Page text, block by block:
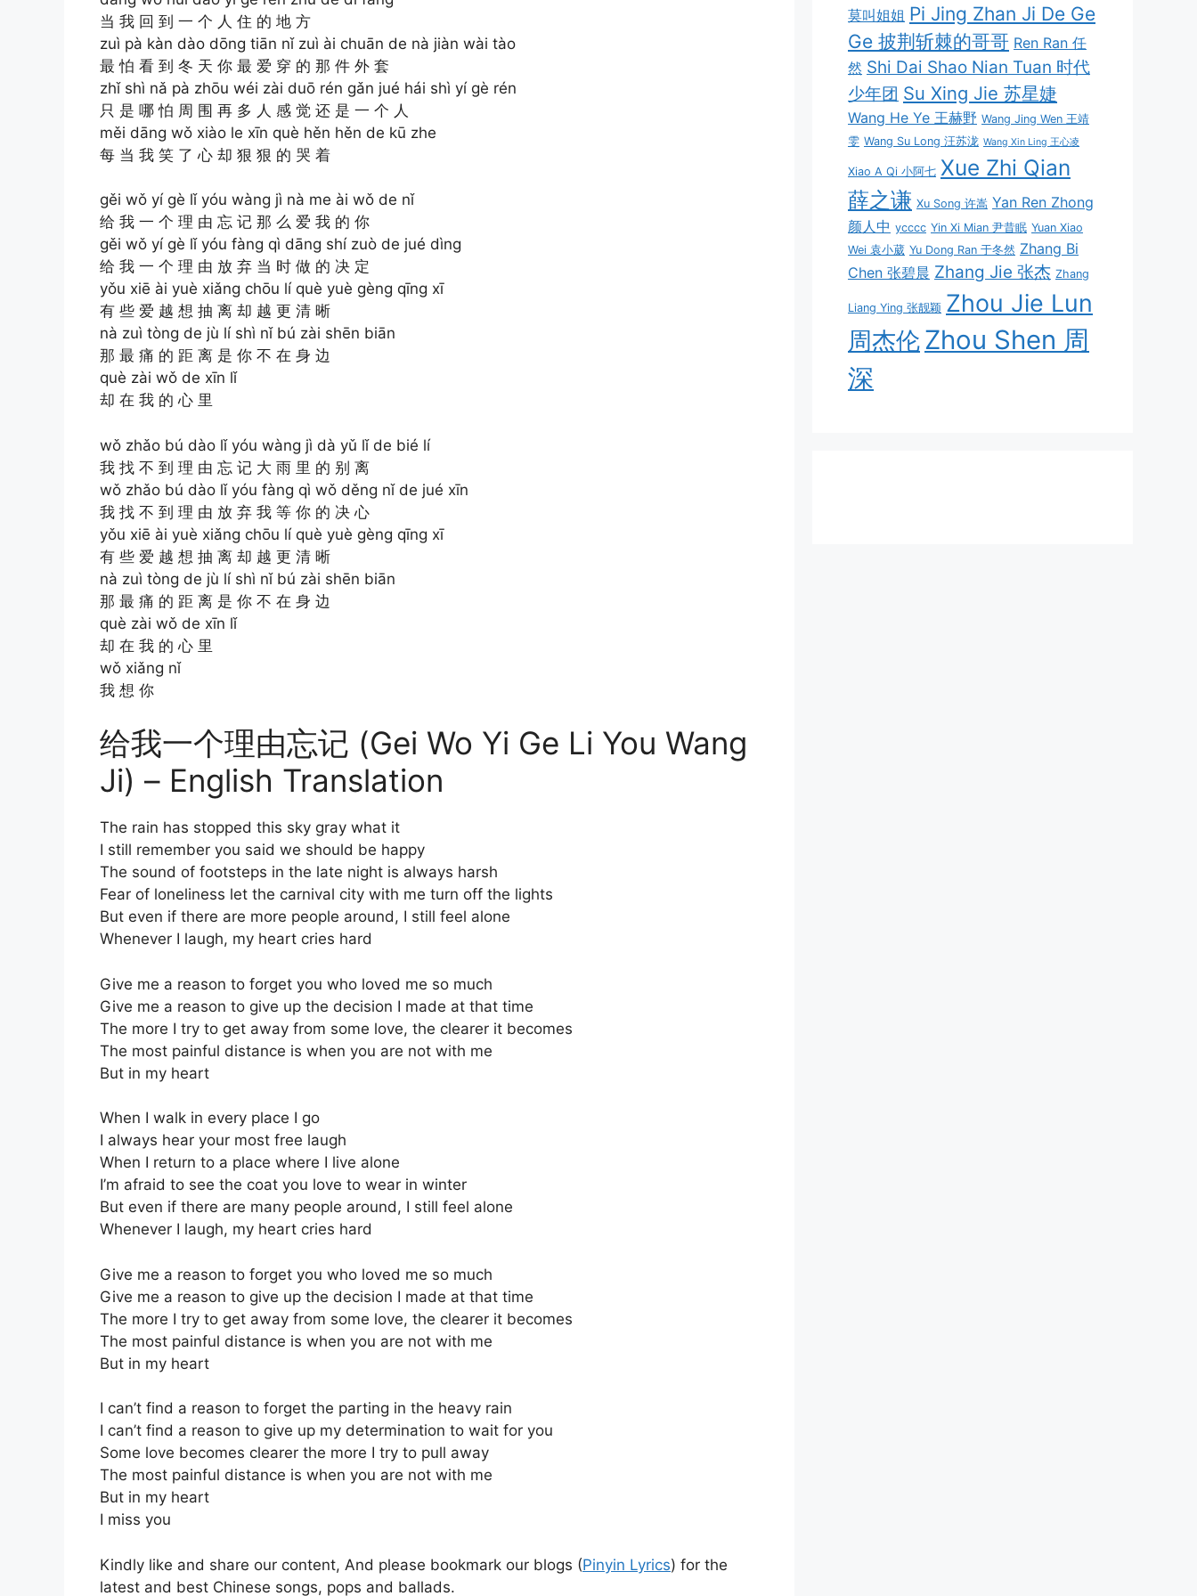
当 我 回 到 一 个 人 住 的 地 方
zuì pà kàn dào dōng tiān nǐ zuì ài chuān de nà jiàn wài tào
最 怕 看 到 冬 天 你 最 爱 穿 的 那 件 外 套
zhǐ shì nǎ pà zhōu wéi zài duō rén gǎn jué hái shì yí gè rén
只 是 哪 怕 周 围 再 多 人 感 觉 还 是 一 个 人
měi dāng wǒ xiào le xīn què hěn hěn de kū zhe
每 当 我 笑 了 心 却 狠 狠 的 哭 着
gěi wǒ yí gè lǐ yóu wàng jì nà me ài wǒ de nǐ
给 我 一 个 理 由 忘 记 那 么 爱 我 的 你
gěi wǒ yí gè lǐ yóu fàng qì dāng shí zuò de jué dìng
给 我 一 个 理 由 放 弃 当 时 做 的 决 定
yǒu xiē ài yuè xiǎng chōu lí què yuè gèng qīng xī
有 些 爱 越 想 抽 离 却 越 更 清 晰
nà zuì tòng de jù lí shì nǐ bú zài shēn biān
那 最 痛 的 距 离 是 你 不 在 身 边
què zài wǒ de xīn lǐ
却 在 我 的 心 里
wǒ zhǎo bú dào lǐ yóu wàng jì dà yǔ lǐ de bié lí
我 找 不 到 理 由 忘 记 大 雨 里 的 别 离
wǒ zhǎo bú dào lǐ yóu fàng qì wǒ děng nǐ de jué xīn
我 找 不 到 理 由 放 弃 我 等 你 的 决 心
yǒu xiē ài yuè xiǎng chōu lí què yuè gèng qīng xī
有 些 爱 越 想 抽 离 却 越 更 清 晰
nà zuì tòng de jù lí shì nǐ bú zài shēn biān
那 最 痛 的 距 离 是 你 不 在 身 边
què zài wǒ de xīn lǐ
却 在 我 的 心 里
wǒ xiǎng nǐ
我 想 你
给我一个理由忘记 (Gei Wo Yi Ge Li You Wang
Ji) – English Translation
The rain has stopped this sky gray what it
I still remember you said we should be happy
The sound of footsteps in the late night is always harsh
Fear of loneliness let the carnival city with me turn off the lights
But even if there are more people around, I still feel alone
Whenever I laugh, my heart cries hard
Give me a reason to forget you who loved me so much
Give me a reason to give up the decision I made at that time
The more I try to get away from some love, the clearer it becomes
The most painful distance is when you are not with me
But in my heart
When I walk in every place I go
I always hear your most free laugh
When I return to a place where I live alone
I’m afraid to see the coat you love to wear in winter
But even if there are many people around, I still feel alone
Whenever I laugh, my heart cries hard
Give me a reason to forget you who loved me so much
Give me a reason to give up the decision I made at that time
The more I try to get away from some love, the clearer it becomes
The most painful distance is when you are not with me
But in my heart
I can’t find a reason to forget the parting in the heavy rain
I can’t find a reason to give up my determination to wait for you
Some love becomes clearer the more I try to pull away
The most painful distance is when you are not with me
But in my heart
I miss you
Kindly like and share our content, And please bookmark our blogs (Pinyin Lyrics) for the
latest and best Chinese songs, pops and ballads.
莫叫姐姐 Pi Jing Zhan Ji De Ge
Ge 披荆斩棘的哥哥 Ren Ran 任
然 Shi Dai Shao Nian Tuan 时代
少年团 Su Xing Jie 苏星婕
Wang He Ye 王赫野 Wang Jing Wen 王靖
雯 Wang Su Long 汪苏泷 Wang Xin Ling 王心凌
Xiao A Qi 小阿七 Xue Zhi Qian
薛之谦 Xu Song 许嵩 Yan Ren Zhong
颜人中 ycccc Yin Xi Mian 尹昔眠 Yuan Xiao
Wei 袁小葳 Yu Dong Ran 于冬然 Zhang Bi
Chen 张碧晨 Zhang Jie 张杰 Zhang
Liang Ying 张靓颖 Zhou Jie Lun
周杰伦Zhou Shen 周
深